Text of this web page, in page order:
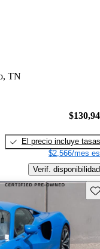
TN
El precio incluye tasas
$2,566/mes
Verif. disponibilidad